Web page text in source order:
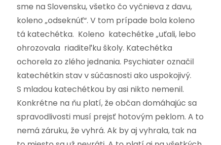
sme na Slovensku, všetko čo vyčnieva z davu,
koleno „odseknúť“. V tom prípade bola koleno
tá katechétka. Koleno katechétke „uťali, lebo
ohrozovala riaditeľku školy. Katechétka
ochorela zo zlého jednania. Psychiater označil
katechétkin stav v súčasnosti ako uspokojivý.
S mladou katechétkou by asi nikto nemenil.
Konkrétne na ňu platí, že občan domáhajúc sa
spravodlivosti musí prejsť hotovým peklom. A to
nemá záruku, že vyhrá. Ak by aj vyhrala, tak na